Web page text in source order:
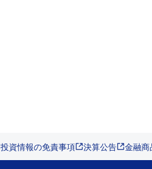
投資情報の免責事項 決算公告 金融